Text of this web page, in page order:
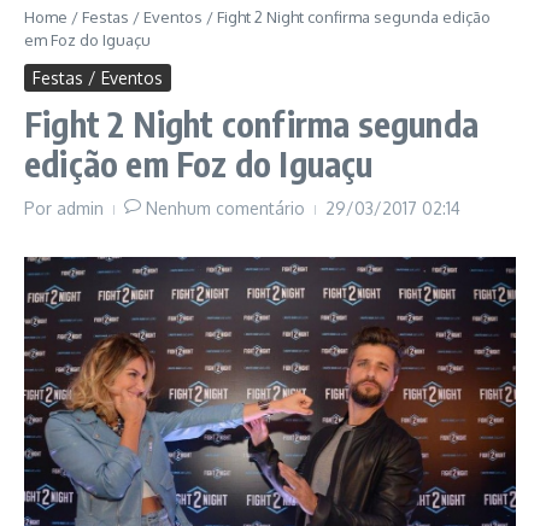
Home / Festas / Eventos / Fight 2 Night confirma segunda edição
em Foz do Iguaçu
Festas / Eventos
Fight 2 Night confirma segunda
edição em Foz do Iguaçu
Por admin Nenhum comentário 29/03/2017 02:14